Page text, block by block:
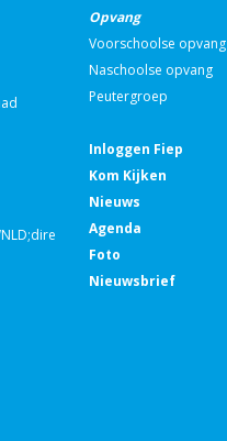
Opvang
Voorschoolse opvang
Naschoolse opvang
Peutergroep
Inloggen Fiep
Kom Kijken
Nieuws
Agenda
Foto
Nieuwsbrief